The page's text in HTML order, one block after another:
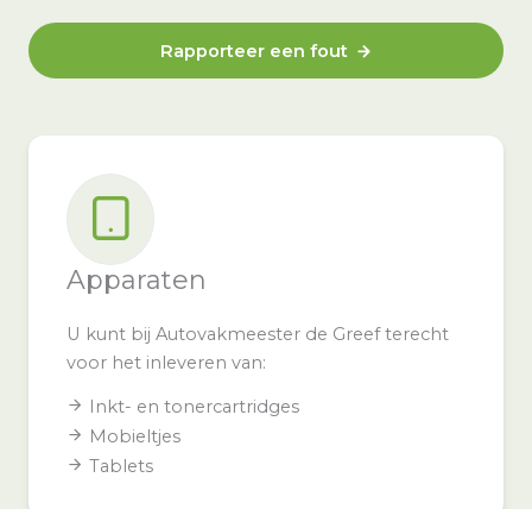
Rapporteer een fout
Apparaten
U kunt bij Autovakmeester de Greef terecht
voor het inleveren van:
Inkt- en tonercartridges
Mobieltjes
Tablets